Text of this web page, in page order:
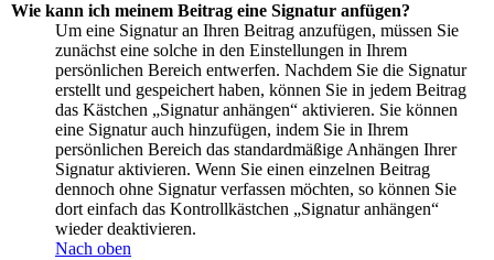
Wie kann ich meinem Beitrag eine Signatur anfügen?
Um eine Signatur an Ihren Beitrag anzufügen, müssen Sie
zunächst eine solche in den Einstellungen in Ihrem
persönlichen Bereich entwerfen. Nachdem Sie die Signatur
erstellt und gespeichert haben, können Sie in jedem Beitrag
das Kästchen „Signatur anhängen“ aktivieren. Sie können
eine Signatur auch hinzufügen, indem Sie in Ihrem
persönlichen Bereich das standardmäßige Anhängen Ihrer
Signatur aktivieren. Wenn Sie einen einzelnen Beitrag
dennoch ohne Signatur verfassen möchten, so können Sie
dort einfach das Kontrollkästchen „Signatur anhängen“
wieder deaktivieren.
Nach oben